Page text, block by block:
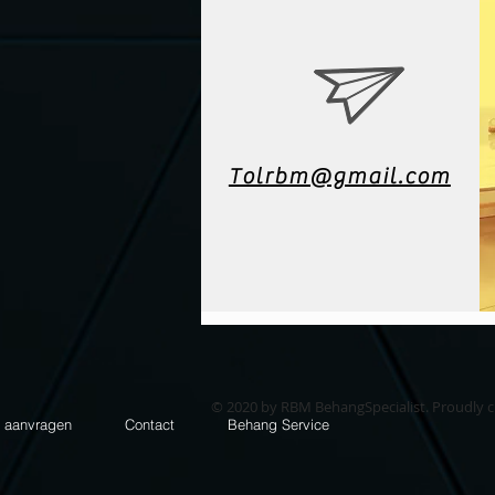
Tolrbm@gmail.com
© 2020 by RBM BehangSpecialist. Proudly
aanvragen Contact Behang Service